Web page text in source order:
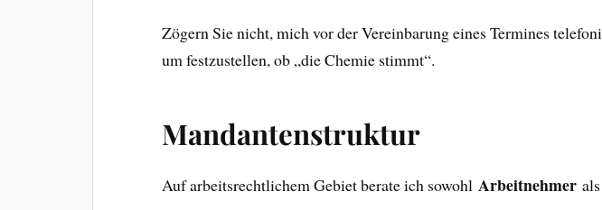
Zögern Sie nicht, mich vor der Vereinbarung eines Termines
um festzustellen, ob „die Chemie stimmt“.
Mandantenstruktur
Auf arbeitsrechtlichem Gebiet berate ich sowohlArbeitnehmer